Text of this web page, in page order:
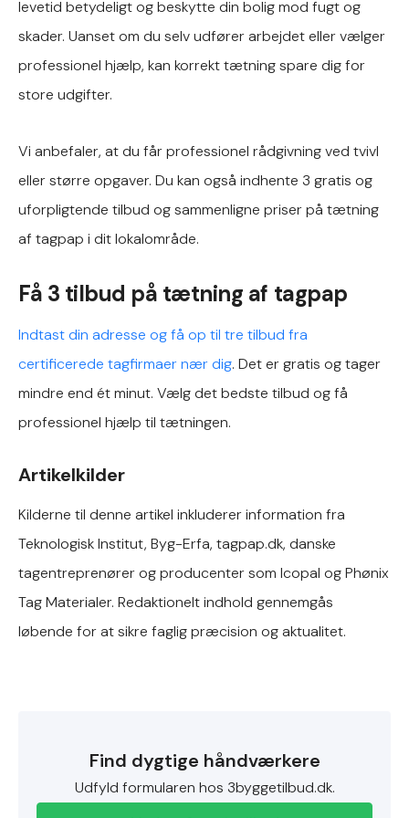
levetid betydeligt og beskytte din bolig mod fugt og
skader. Uanset om du selv udfører arbejdet eller vælger
professionel hjælp, kan korrekt tætning spare dig for
store udgifter.
Vi anbefaler, at du får professionel rådgivning ved tvivl
eller større opgaver. Du kan også indhente 3 gratis og
uforpligtende tilbud og sammenligne priser på tætning
af tagpap i dit lokalområde.
Få 3 tilbud på tætning af tagpap
Indtast din adresse og få op til tre tilbud fra
certificerede tagfirmaer nær dig. Det er gratis og tager
mindre end ét minut. Vælg det bedste tilbud og få
professionel hjælp til tætningen.
Artikelkilder
Kilderne til denne artikel inkluderer information fra
Teknologisk Institut, Byg-Erfa, tagpap.dk, danske
tagentreprenører og producenter som Icopal og Phønix
Tag Materialer. Redaktionelt indhold gennemgås
løbende for at sikre faglig præcision og aktualitet.
Find dygtige håndværkere
Udfyld formularen hos 3byggetilbud.dk.